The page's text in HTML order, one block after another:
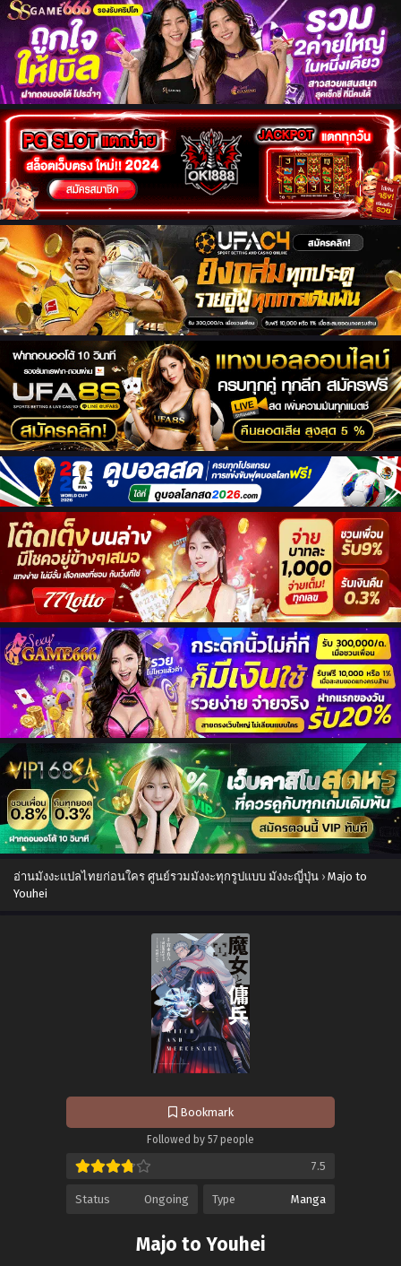
อ่านมังงะแปลไทยก่อนใคร ศูนย์รวมมังงะทุกรูปแบบ มังงะญี่ปุ่น › Majo to
Youhei
Bookmark
Followed by 57 people
7.5
Status Ongoing Type Manga
Majo to Youhei